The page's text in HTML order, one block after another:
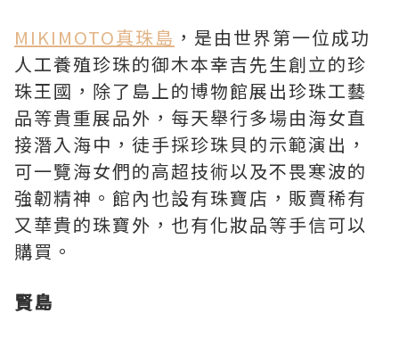
MIKIMOTO真珠島 ，是由世界第一位成功
人工養殖珍珠的御木本幸吉先生創立的珍
珠王國，除了島上的博物館展出珍珠工藝
品等貴重展品外，每天舉行多場由海女直
接潛入海中，徒手採珍珠貝的示範演出，
可一覽海女們的高超技術以及不畏寒波的
強韌精神。館內也設有珠寶店，販賣稀有
又華貴的珠寶外，也有化妝品等手信可以
購買。
賢島